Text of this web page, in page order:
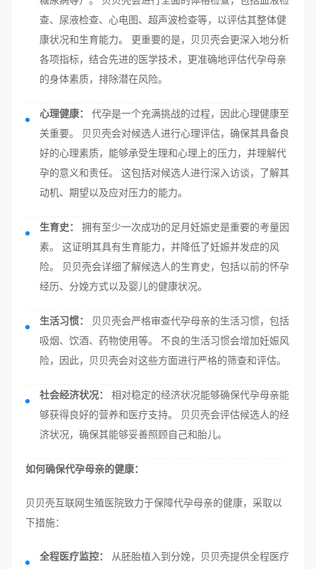
查、尿液检查、心电图、超声波检查等，以评估其整体健
康状况和生育能力。 更重要的是，贝贝壳会更深入地分析
各项指标，结合先进的医学技术，更准确地评估代孕母亲
的身体素质，排除潜在风险。
心理健康：
代孕是一个充满挑战的过程，因此心理健康至
关重要。 贝贝壳会对候选人进行心理评估，确保其具备良
好的心理素质，能够承受生理和心理上的压力，并理解代
孕的意义和责任。 这包括对候选人进行深入访谈，了解其
动机、期望以及应对压力的能力。
生育史：
拥有至少一次成功的足月妊娠史是重要的考量因
素。 这证明其具有生育能力，并降低了妊娠并发症的风
险。 贝贝壳会详细了解候选人的生育史，包括以前的怀孕
经历、分娩方式以及婴儿的健康状况。
生活习惯：
贝贝壳会严格审查代孕母亲的生活习惯，包括
吸烟、饮酒、药物使用等。 不良的生活习惯会增加妊娠风
险，因此，贝贝壳会对这些方面进行严格的筛查和评估。
社会经济状况：
相对稳定的经济状况能够确保代孕母亲能
够获得良好的营养和医疗支持。 贝贝壳会评估候选人的经
济状况，确保其能够妥善照顾自己和胎儿。
如何确保代孕母亲的健康：
贝贝壳互联网生殖医院致力于保障代孕母亲的健康，采取以
下措施：
全程医疗监控：
从胚胎植入到分娩，贝贝壳提供全程医疗